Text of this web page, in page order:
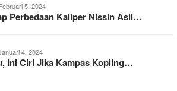
5, 2024
Perbedaan Kaliper Nissin Asli…
4, 2024
Ini Ciri Jika Kampas Kopling…